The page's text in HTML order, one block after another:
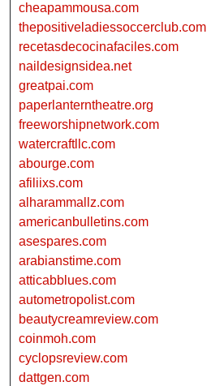
cheapammousa.com
thepositiveladiessoccerclub.com
recetasdecocinafaciles.com
naildesignsidea.net
greatpai.com
paperlanterntheatre.org
freeworshipnetwork.com
watercraftllc.com
abourge.com
afiliixs.com
alharammallz.com
americanbulletins.com
asespares.com
arabianstime.com
atticabblues.com
autometropolist.com
beautycreamreview.com
coinmoh.com
cyclopsreview.com
dattgen.com